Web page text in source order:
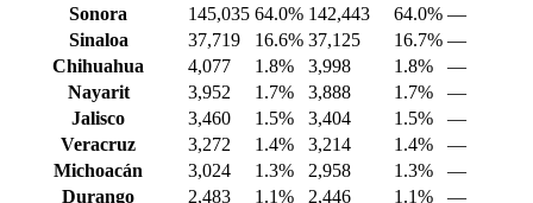
Sonora
145,035 64.0% 142,443 64.0% —
Sinaloa
37,719 16.6% 37,125 16.7% —
Chihuahua
4,077 1.8% 3,998 1.8%
—
Nayarit
3,952 1.7% 3,888 1.7%
—
Jalisco
3,460 1.5% 3,404 1.5%
—
Veracruz
3,272 1.4% 3,214 1.4%
—
Michoacán
3,024 1.3% 2,958 1.3%
—
Durango
2,483 1.1% 2,446 1.1%
—